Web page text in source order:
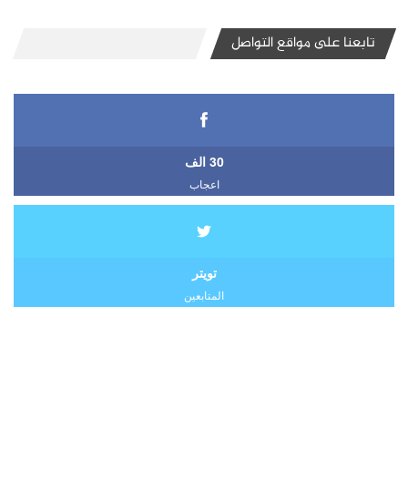
تابعنا على مواقع التواصل
30 الف
اعجاب
تويتر
المتابعين